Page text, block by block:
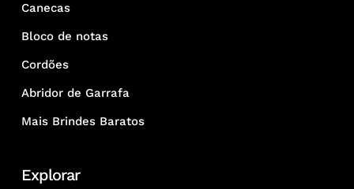
Canecas
Bloco de notas
Cordões
Abridor de Garrafa
Mais Brindes Baratos
Explorar